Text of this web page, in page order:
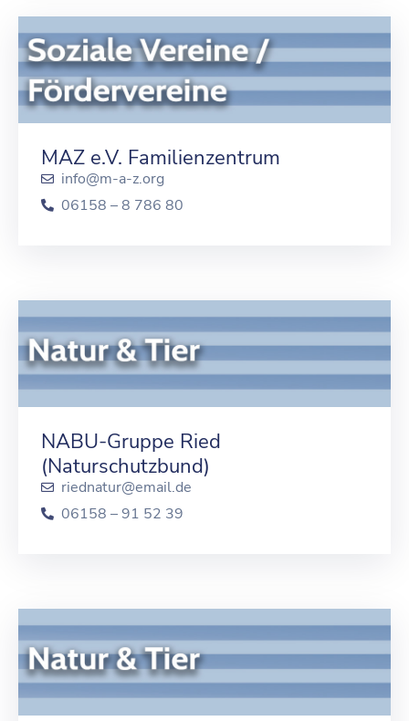
MAZ e.V. Familienzentrum
info@m-a-z.org
06158 – 8 786 80
NABU-Gruppe Ried
(Naturschutzbund)
riednatur@email.de
06158 – 91 52 39